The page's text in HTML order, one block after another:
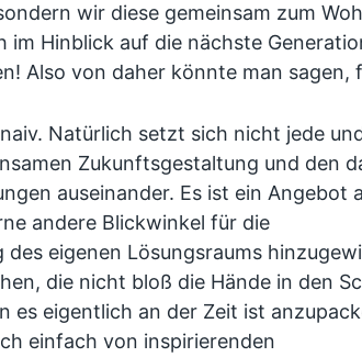
wir diese gemeinsam zum
im Hinblick auf die nächste
Also von daher könnte man sagen,
Natürlich setzt sich nicht jede
Zukunftsgestaltung und den
auseinander. Es ist ein Angebot
andere Blickwinkel für die
eigenen Lösungsraums
die nicht bloß die Hände in den
es eigentlich an der Zeit ist
einfach von inspirierenden